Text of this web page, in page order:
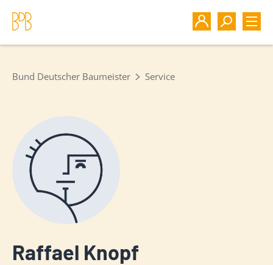
Bund Deutscher Baumeister Service
Raffael Knopf